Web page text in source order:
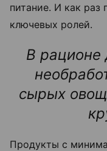
питание. И как раз
ключевых ролей.
В рационе
сырых
Продукты с